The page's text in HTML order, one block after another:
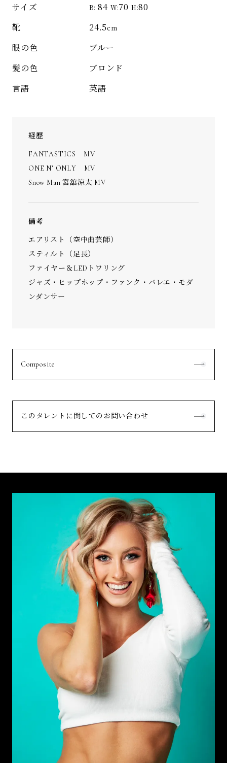
サイズ B: 84 W:70 H:80
靴 24.5cm
眼の色 ブルー
髪の色 ブロンド
言語 英語
経歴
FANTASTICS MV
ONE N’ ONLY MV
Snow Man 宮舘涼太 MV
備考
エアリスト（空中曲芸師）
スティルト（足長）
ファイヤー＆LEDトワリング
ジャズ・ヒップホップ・ファンク・バレエ・モダ
ンダンサー
Composite
このタレントに関してのお問い合わせ